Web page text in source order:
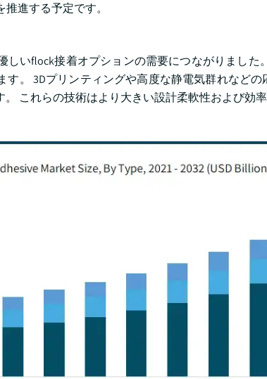
進する予定です。
いflock接着オプションの需要につながりました
。 3Dプリンティングや高度な静電気群れなど
これらの技術はより大きい設計柔軟性および効率